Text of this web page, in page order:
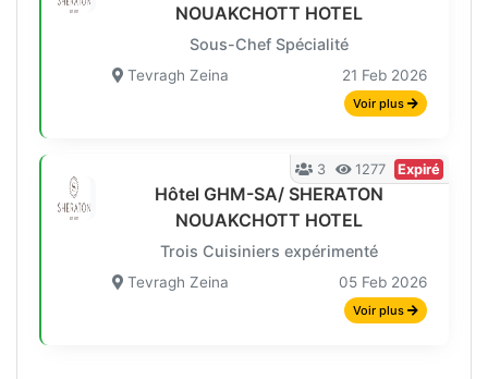
NOUAKCHOTT HOTEL
Sous-Chef Spécialité
Tevragh Zeina 21 Feb 2026
Voir plus
Hôtel GHM-SA/ SHERATON
NOUAKCHOTT HOTEL
Trois Cuisiniers expérimenté
Tevragh Zeina 05 Feb 2026
3 1277 Expiré
Voir plus